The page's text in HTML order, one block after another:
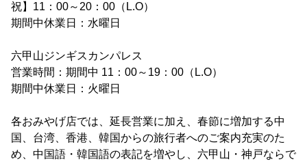
祝】11：00～20：00（L.O）
期間中休業日：水曜日
六甲山ジンギスカンパレス
営業時間：期間中 11：00～19：00（L.O）
期間中休業日：火曜日
各おみやげ店では、延長営業に加え、春節に増加する中
国、台湾、香港、韓国からの旅行者へのご案内充実のた
め、中国語・韓国語の表記を増やし、六甲山・神戸ならで